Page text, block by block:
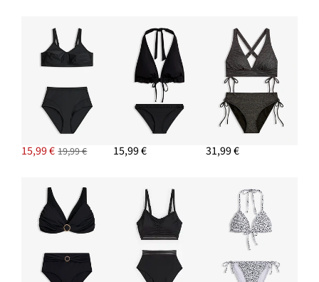
15,99 € 19,99 € 15,99 € 31,99 €